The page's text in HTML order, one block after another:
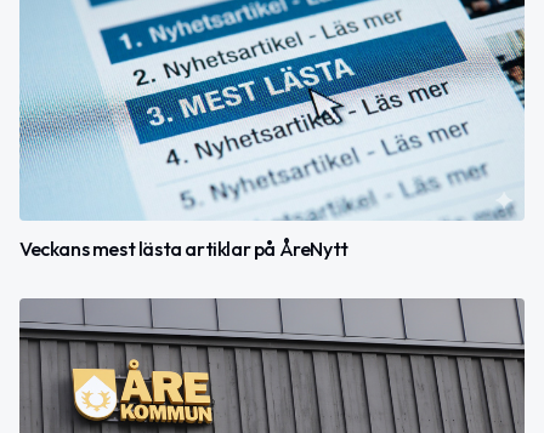
Veckans mest lästa artiklar på ÅreNytt